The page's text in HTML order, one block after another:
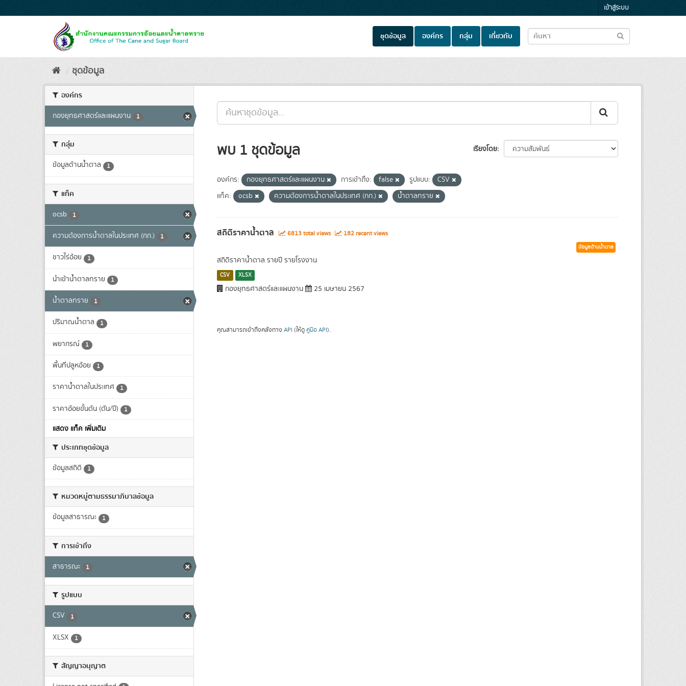
to
เข้าสู่ระบบ
ชุดข้อมูล องค์กร กลุ่ม เกี่ยวกับ
ชุดข้อมูล
องค์กร
กองยุทธศาสตร์และแผนงาน 1
กลุ่ม
ข้อมูลด้านน้ำตาล 1
แท็ค
ocsb 1
ความต้องการน้ำตาลในประเทศ (กก.) 1
ชาวไร่อ้อย 1
นำเข้าน้ำตาลทราย 1
น้ำตาลทราย 1
ปริมาณน้ำตาล 1
พยากรณ์ 1
พื้นที่ปลูหอ้อย 1
ราคาน้ำตาลในประเทศ 1
ราคาอ้อยขั้นต้น (ตัน/ปี) 1
แสดง แท็ค เพิ่มเติม
ประเภทชุดข้อมูล
ข้อมูลสถิติ 1
หมวดหมู่ตามธรรมาภิบาลข้อมูล
ข้อมูลสาธารณะ 1
การเข้าถึง
สาธารณะ 1
รูปแบบ
CSV 1
XLSX 1
สัญญาอนุญาต
เรียงโดย
พบ 1 ชุดข้อมูล
องค์กร: กองยุทธศาสตร์และแผนงาน การเข้าถึง: false รูปแบบ:
CSV
แท็ค:
ocsb ความต้องการน้ำตาลในประเทศ (กก.) น้ำตาลทราย
สถิติราคาน้ำตาล 6813 total views 182 recent views
ข้อมูลด้านน้ำตาล
สถิติราคาน้ำตาล รายปี รายโรงงาน
CSV XLSX
กองยุทธศาสตร์และแผนงาน 25 เมษายน 2567
คุณสามารถเข้าถึงคลังทาง API (ให้ดู คู่มือ API).